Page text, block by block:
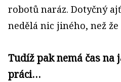
robotů naráz. Dotyčný
nedělá nic jiného, než
Tudíž pak nemá čas
práci…